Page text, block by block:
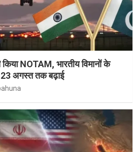
किया NOTAM, भारतीय विमानों के
23 अगस्त तक बढ़ाई